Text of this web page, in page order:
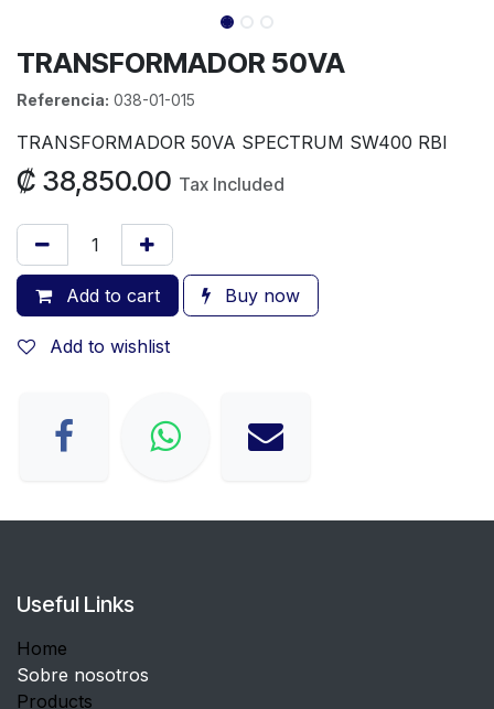
TRANSFORMADOR 50VA
Referencia: 038-01-015
TRANSFORMADOR 50VA SPECTRUM SW400 RBI
₡ 38,850.00 Tax Included
Add to cart Buy now
Add to wishlist
Useful Links
Home
Sobre nosotros
Products